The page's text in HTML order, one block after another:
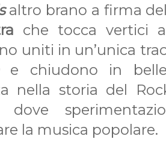
altro brano a firma
che tocca vertici
uniti in un’unica
e chiudono in
nella storia del
dove
la musica popolare.